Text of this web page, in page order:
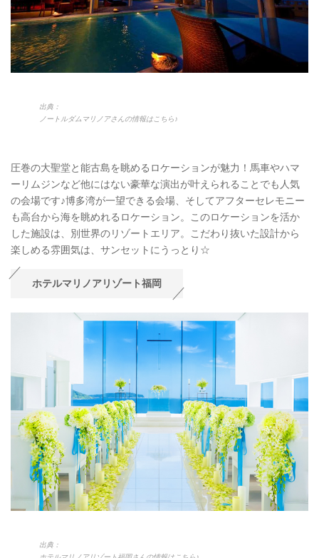
出典：
ノートルダムマリノアさんの情報はこちら♪
圧巻の大聖堂と能古島を眺めるロケーションが魅力！馬車やハマ
ーリムジンなど他にはない豪華な演出が叶えられることでも人気
の会場です♪博多湾が一望できる会場、そしてアフターセレモニー
も高台から海を眺めれるロケーション。このロケーションを活か
した施設は、別世界のリゾートエリア。こだわり抜いた設計から
楽しめる雰囲気は、サンセットにうっとり☆
ホテルマリノアリゾート福岡
出典：